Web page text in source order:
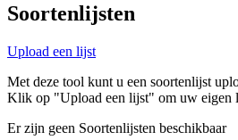
Soortenlijsten
Upload een lijst
Met deze tool kunt u een soortenlijst
Klik op "Upload een lijst" om uw eigen
Er zijn geen Soortenlijsten beschikbaar